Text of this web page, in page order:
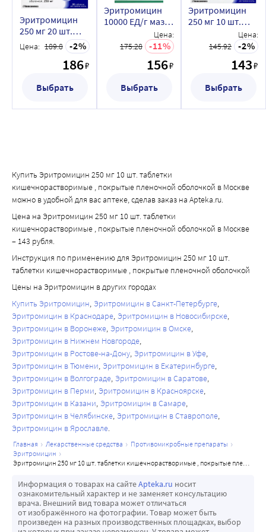
может привести к увеличенной плазменной
концентрации эритромицина.
Эритромицин снижает клиренс зопиклона и, таким
образом, может увеличить фармакодинамические
эффекты этого препарата.
Эритромицин
250 мг 20 шт.
блистер
таблетки
кишечнорастворимые
пленочной
Цена: 189.8 2
186₽
Выбрать
Эритромицин
10000 ЕД/г мазь
для наружного
применения 15
Цена:
175.28
11
156₽
Выбрать
Эритромицин
250 мг 10 шт.
пленочной
Цена:
145.92
2
143₽
Выбрать
Купить Эритромицин 250 мг 10 шт. таблетки
кишечнорастворимые , покрытые пленочной оболочкой в Москве
можно в удобной для вас аптеке, сделав заказ на Apteka.ru.
Цена на Эритромицин 250 мг 10 шт. таблетки
кишечнорастворимые , покрытые пленочной оболочкой в Москве
– 143 рубля.
Инструкция по применению для Эритромицин 250 мг 10 шт.
таблетки кишечнорастворимые , покрытые пленочной оболочкой
Цены на Эритромицин в других городах
Купить Эритромицин Эритромицин в Санкт-Петербурге
Эритромицин в Краснодаре Эритромицин в Новосибирске
Эритромицин в Воронеже Эритромицин в Омске
Эритромицин в Нижнем Новгороде
Эритромицин в Ростове-на-Дону Эритромицин в Уфе
Эритромицин в Тюмени Эритромицин в Екатеринбурге
Эритромицин в Волгограде Эритромицин в Саратове
Эритромицин в Перми Эритромицин в Красноярске
Эритромицин в Казани Эритромицин в Самаре
Эритромицин в Челябинске Эритромицин в Ставрополе
Эритромицин в Ярославле
главная лекарственные средства
противомикробные препараты
эритромицин
эритромицин 250 мг 10 шт. таблетки кишечнорастворимые , покрытые пленочной оболочкой
Информация о товарах на сайтеApteka.ru носит
ознакомительный характер и не заменяет консультацию
врача. Внешний вид товара может отличаться
от изображённого на фотографии. Товар может быть
произведен на разных производственных площадках, выбор